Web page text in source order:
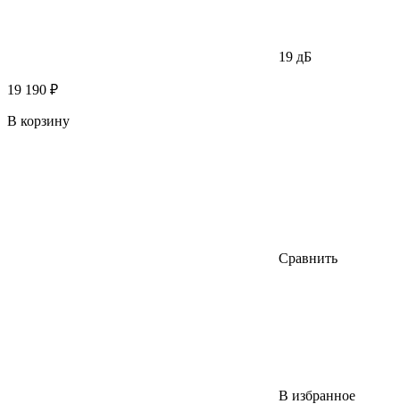
19 дБ
19 190 ₽
В корзину
Сравнить
В избранное